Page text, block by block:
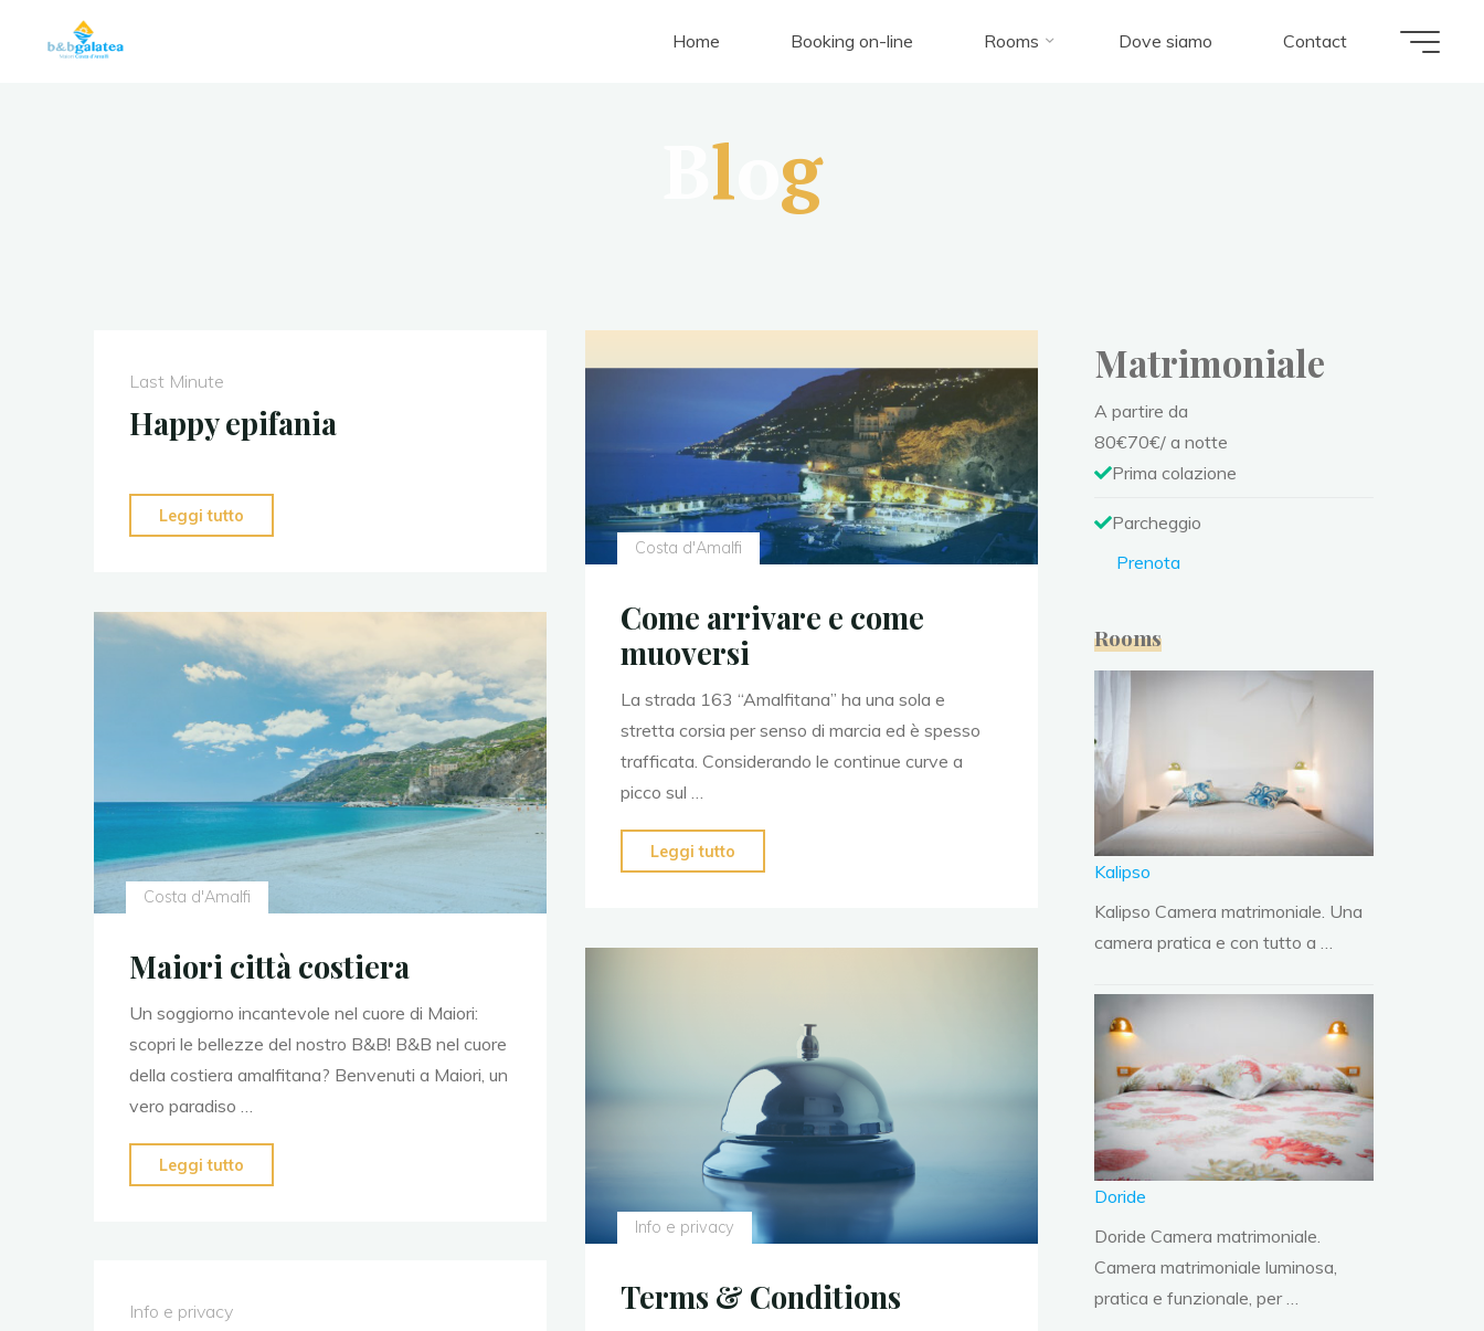
Home Booking on-line Rooms Dove siamo Contact
l g
Last Minute
Happy epifania
Leggi tutto
Costa d'Amalfi
Come arrivare e come
muoversi
La strada 163 “Amalfitana” ha una sola e
stretta corsia per senso di marcia ed è spesso
trafficata. Considerando le continue curve a
picco sul …
Leggi tutto
Costa d'Amalfi
Maiori città costiera
Un soggiorno incantevole nel cuore di Maiori:
scopri le bellezze del nostro B&B! B&B nel cuore
della costiera amalfitana? Benvenuti a Maiori, un
vero paradiso …
Leggi tutto
Info e privacy
Terms & Conditions
Info e privacy
Matrimoniale
A partire da
80€70€/ a notte
Prima colazione
Parcheggio
Prenota
Rooms
Kalipso
Kalipso Camera matrimoniale. Una
camera pratica e con tutto a …
Doride
Doride Camera matrimoniale.
Camera matrimoniale luminosa,
pratica e funzionale, per …